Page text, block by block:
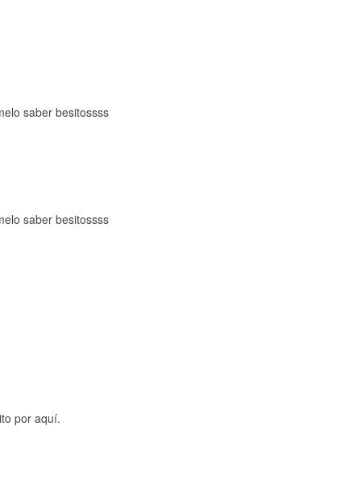
saber besitossss
saber besitossss
por aquí.